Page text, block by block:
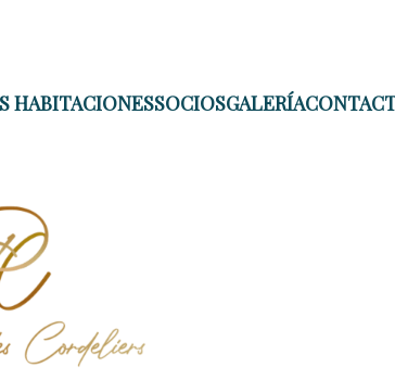
HABITACIONESSOCIOSGALERÍA
packs/1322-